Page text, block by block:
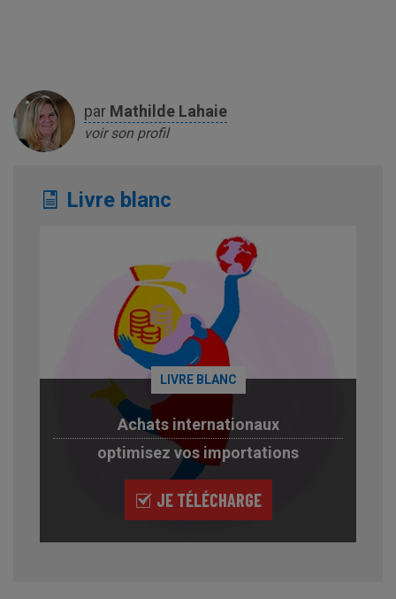
par Mathilde Lahaie
voir son profil
Livre blanc
LIVRE BLANC
Achats internationaux
optimisez vos importations
JE TÉLÉCHARGE